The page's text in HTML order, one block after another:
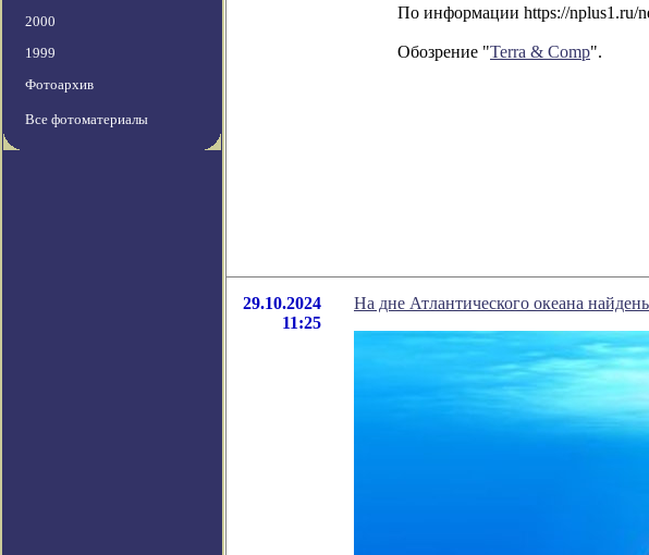
2000
1999
Фотоархив
Все фотоматериалы
По информации https://nplus1.ru/
Обозрение "Terra & Comp".
29.10.2024
11:25
На дне Атлантического океана